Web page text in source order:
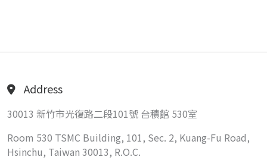
Address
30013 新竹市光復路二段101號 台積館 530室
Room 530 TSMC Building, 101, Sec. 2, Kuang-Fu Road,
Hsinchu, Taiwan 30013, R.O.C.